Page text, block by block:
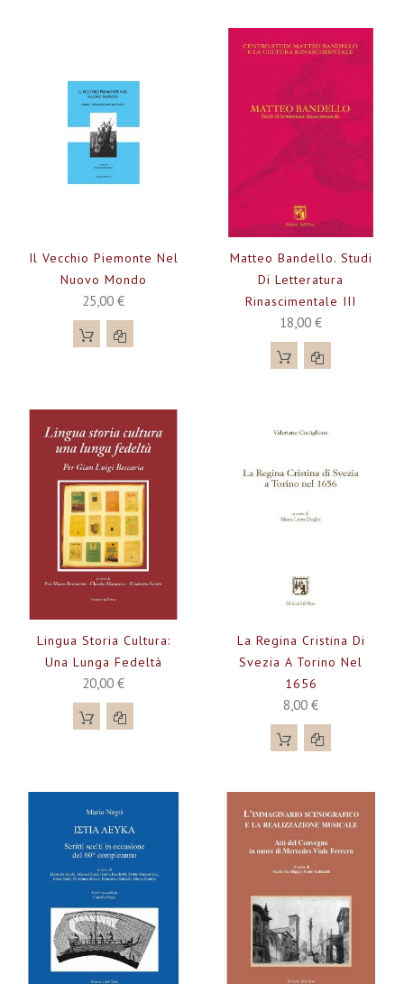
Il Vecchio Piemonte Nel
Nuovo Mondo
25,00 €
Matteo Bandello. Studi
Di Letteratura
Rinascimentale III
18,00 €
Lingua Storia Cultura:
Una Lunga Fedeltà
20,00 €
La Regina Cristina Di
Svezia A Torino Nel
1656
8,00 €